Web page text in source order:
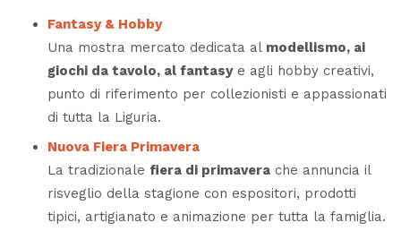
Fantasy & Hobby
Una mostra mercato dedicata al modellismo, ai
giochi da tavolo, al fantasye agli hobby creativi,
punto di riferimento per collezionisti e appassionati
di tutta la Liguria.
Nuova Fiera Primavera
La tradizionale fiera di primaverache annuncia il
risveglio della stagione con espositori, prodotti
tipici, artigianato e animazione per tutta la famiglia.